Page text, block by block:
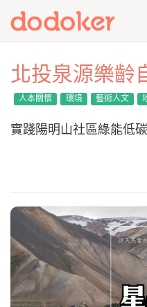
北投泉源樂齡
人本關懷 環境 藝術人文
實踐陽明山社區綠能低